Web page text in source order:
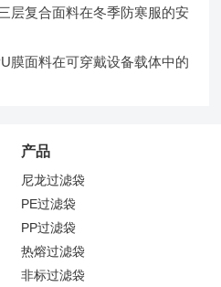
层复合面料在冬季防寒服的安
膜面料在可穿戴设备载体中的
产品
尼龙过滤袋
PE过滤袋
PP过滤袋
热熔过滤袋
非标过滤袋